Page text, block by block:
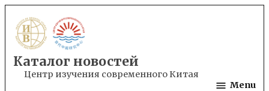
to
content
Каталог новостей
Центр изучения современного Китая
Menu